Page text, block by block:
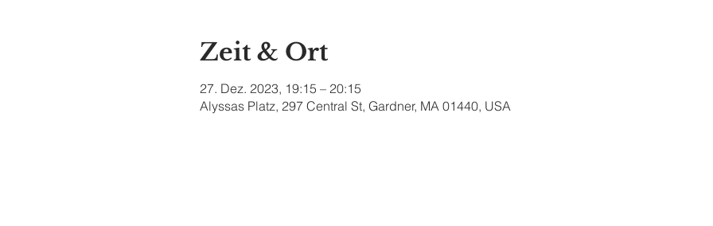
Zeit & Ort
27. Dez. 2023, 19:15 – 20:15
Alyssas Platz, 297 Central St, Gardner, MA 01440, USA